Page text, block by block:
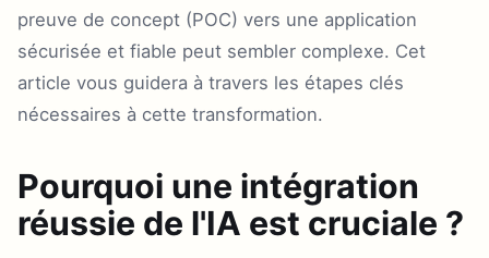
preuve de concept (POC) vers une application
sécurisée et fiable peut sembler complexe. Cet
article vous guidera à travers les étapes clés
nécessaires à cette transformation.
Pourquoi une intégration
réussie de l'IA est cruciale ?